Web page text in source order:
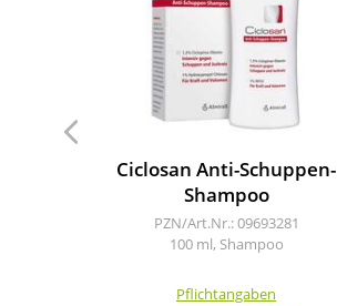
Ciclosan Anti-Schuppen-
Shampoo
PZN/Art.Nr.: 09693281
100 ml, Shampoo
Pflichtangaben